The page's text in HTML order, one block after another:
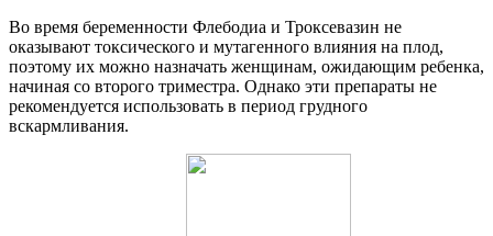
Во время беременности Флебодиа и Троксевазин не
оказывают токсического и мутагенного влияния на плод,
поэтому их можно назначать женщинам, ожидающим ребенка,
начиная со второго триместра. Однако эти препараты не
рекомендуется использовать в период грудного
вскармливания.